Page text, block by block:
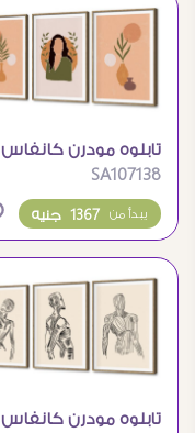
تابلوه مودرن كانفاس
بتصميم بوهيمي أنيق
SA107138
1367 جنيه يبدأ من
تابلوه مودرن كانفاس